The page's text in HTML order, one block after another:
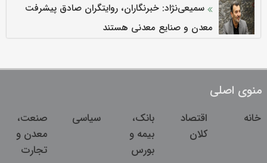
سمیعی‌نژاد: خبرنگاران، روایتگران صادق پیشرفت
معدن و صنایع معدنی هستند
منوی اصلی
خانه
اقتصاد
کلان
بانک،
بیمه و
بورس
سیاسی
صنعت،
معدن و
تجارت